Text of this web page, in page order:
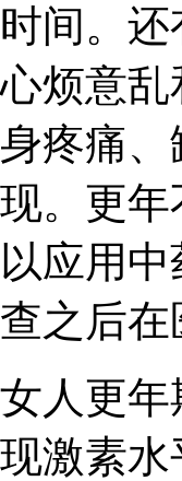
时间。
心烦意
身疼痛
现。更
以应用
查之后
女人更
现激素